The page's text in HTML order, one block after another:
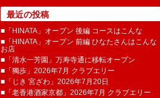
最近の投稿
■「HINATA」オープン 後編 コースはこんな
■「HINATA」オープン 前編 ひなたさんはこんな
お店
■「清水一芳園」万寿寺通に移転オープン
■「獨歩」2026年7月 クラブエリー
■「じき 宮ざわ」2026年7月20日
■「老香港酒家京都」2026年7月 クラブエリー